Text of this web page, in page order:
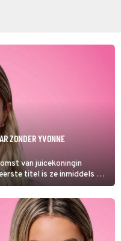
ZONDER YVONNE
van juicekoningin
titel is ze inmiddels wel
Wat is het laatste
moest gaan heten?